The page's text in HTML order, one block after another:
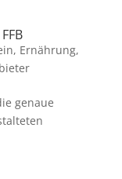
, Ernährung,
genaue